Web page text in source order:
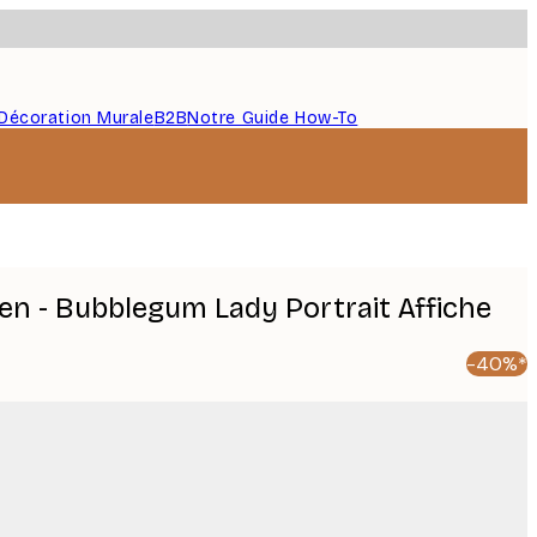
MuraleB2BNotre Guide How-To
- Bubblegum Lady Portrait Affiche
-40%*